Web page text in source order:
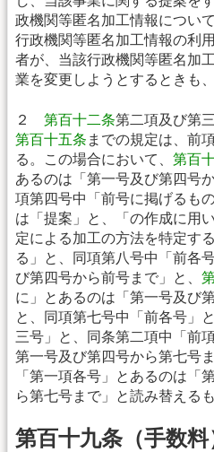
政機関等匿名加工情報について
行政機関等匿名加工情報の利
者が、当該行政機関等匿名加
業を変更しようとするときも
２ 第百十二条第二項及び第
第百十五条 までの規定は、前
る。この場合において、 第百
あるのは「第一号及び第四号
項第四号中「前号に掲げるも
は「提案」と、「の作成に用
定による加工の方法を特定す
る」と、同項第八号中「前各
び第四号から前号まで」と、
に」とあるのは「第一号及び
と、同項第七号中「前各号」
三号」と、同条第二項中「前
第一号及び第四号から第七号
「第一項各号」とあるのは「
ら第七号まで」と読み替える
第百十九条（手数料